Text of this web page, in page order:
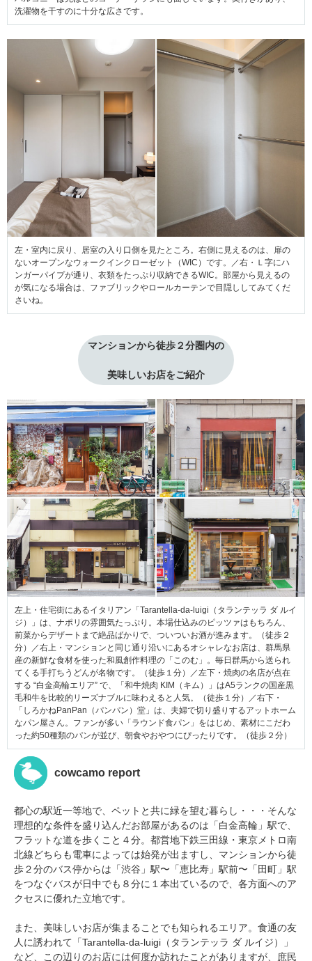
洗濯物を干すのに十分な広さです。
左・室内に戻り、居室の入り口側を見たところ。右側に見えるのは、扉の
ないオープンなウォークインクローゼット（WIC）です。／右・Ｌ字にハ
ンガーパイプが通り、衣類をたっぷり収納できるWIC。部屋から見えるの
が気になる場合は、ファブリックやロールカーテンで目隠ししてみてくだ
さいね。
マンションから徒歩２分圏内の
美味しいお店をご紹介
左上・住宅街にあるイタリアン「Tarantella-da-luigi（タランテッラ ダ ルイ
ジ）」は、ナポリの雰囲気たっぷり。本場仕込みのピッツァはもちろん、
前菜からデザートまで絶品ばかりで、ついついお酒が進みます。（徒歩２
分）／右上・マンションと同じ通り沿いにあるオシャレなお店は、群馬県
産の新鮮な食材を使った和風創作料理の「このむ」。毎日群馬から送られ
てくる手打ちうどんが名物です。（徒歩１分）／左下・焼肉の名店が点在
する “白金高輪エリア” で、「和牛焼肉 KIM（キム）」はA5ランクの国産黒
毛和牛を比較的リーズナブルに味わえると人気。（徒歩１分）／右下・
「しろかねPanPan（パンパン）堂」は、夫婦で切り盛りするアットホーム
なパン屋さん。ファンが多い「ラウンド食パン」をはじめ、素材にこだわ
った約50種類のパンが並び、朝食やおやつにぴったりです。（徒歩２分）
cowcamo report
都心の駅近一等地で、ペットと共に緑を望む暮らし・・・そんな
理想的な条件を盛り込んだお部屋があるのは「白金高輪」駅で、
フラットな道を歩くこと４分。都営地下鉄三田線・東京メトロ南
北線どちらも電車によっては始発が出ますし、マンションから徒
歩２分のバス停からは「渋谷」駅〜「恵比寿」駅前〜「田町」駅
をつなぐバスが日中でも８分に１本出ているので、各方面へのア
クセスに優れた立地です。
また、美味しいお店が集まることでも知られるエリア。食通の友
人に誘われて「Tarantella-da-luigi（タランテッラ ダ ルイジ）」
など、この辺りのお店には何度か訪れたことがありますが、庶民